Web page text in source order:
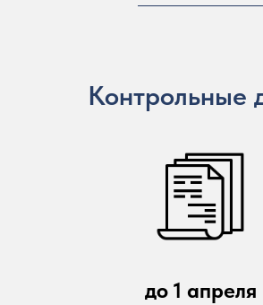
Контрольные
до 1 апреля